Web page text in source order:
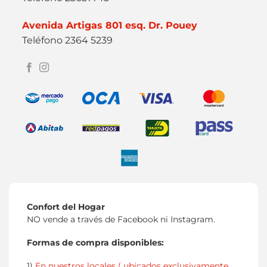
Avenida Artigas 801 esq. Dr. Pouey
Teléfono 2364 5239
Confort del Hogar
NO vende a través de Facebook ni Instagram.
Formas de compra disponibles: